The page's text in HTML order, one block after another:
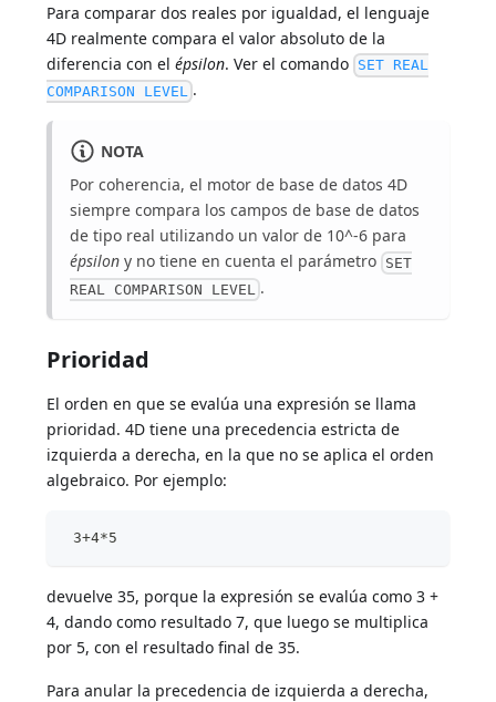
Para comparar dos reales por igualdad, el lenguaje
4D realmente compara el valor absoluto de la
diferencia con elépsilon. Ver el comando SET REAL
COMPARISON LEVEL .
NOTA
Por coherencia, el motor de base de datos 4D
siempre compara los campos de base de datos
de tipo real utilizando un valor de 10^-6 para
épsilon y no tiene en cuenta el parámetro SET
REAL COMPARISON LEVEL .
Prioridad
El orden en que se evalúa una expresión se llama
prioridad. 4D tiene una precedencia estricta de
izquierda a derecha, en la que no se aplica el orden
algebraico. Por ejemplo:
3+4*5
devuelve 35, porque la expresión se evalúa como 3 +
4, dando como resultado 7, que luego se multiplica
por 5, con el resultado final de 35.
Para anular la precedencia de izquierda a derecha,